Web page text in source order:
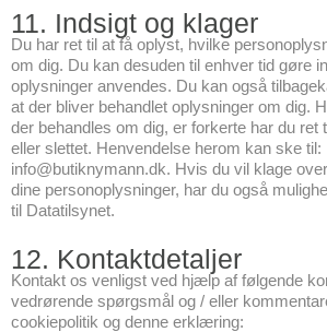
11. Indsigt og klager
Du har ret til at få oplyst, hvilke
om dig. Du kan desuden til enhver tid gøre
oplysninger anvendes. Du kan også
at der bliver behandlet oplysninger om dig.
der behandles om dig, er forkerte har du ret
eller slettet. Henvendelse herom kan ske til:
info@butiknymann.dk. Hvis du vil klage
dine personoplysninger, har du også
til Datatilsynet.
12. Kontaktdetaljer
Kontakt os venligst ved hjælp af følgende
vedrørende spørgsmål og / eller
cookiepolitik og denne erklæring: